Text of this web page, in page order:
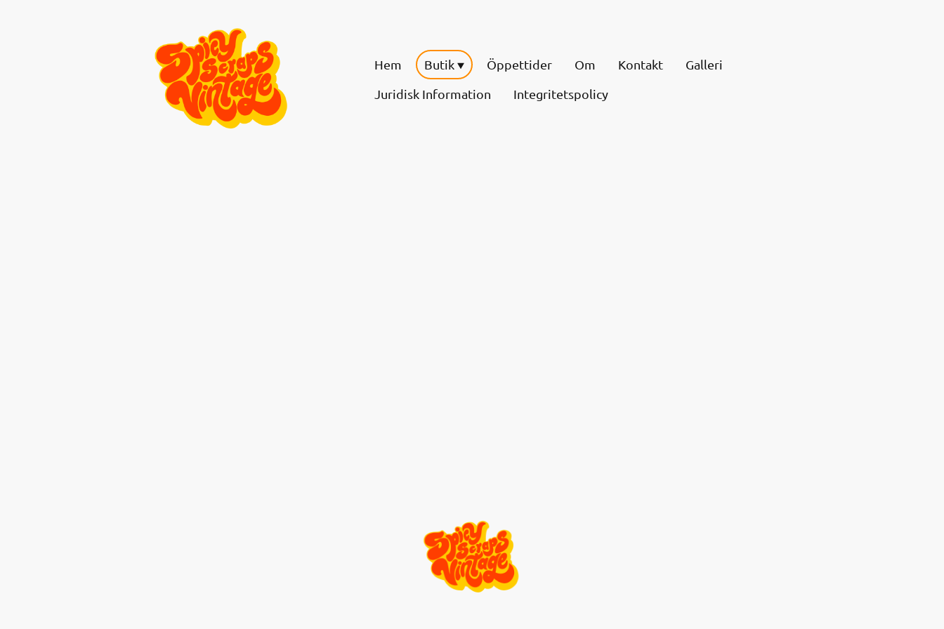
Hem Butik Öppettider Om Kontakt
Galleri
Juridisk Information
Integritetspolicy